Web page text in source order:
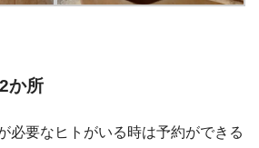
か所
必要なヒトがいる時は予約ができる